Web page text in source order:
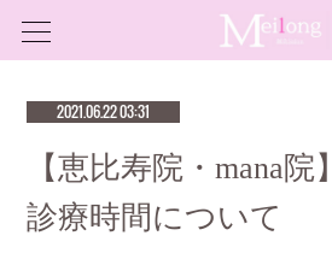
2021.06.22 03:31
【恵比寿院・mana院
診療時間について